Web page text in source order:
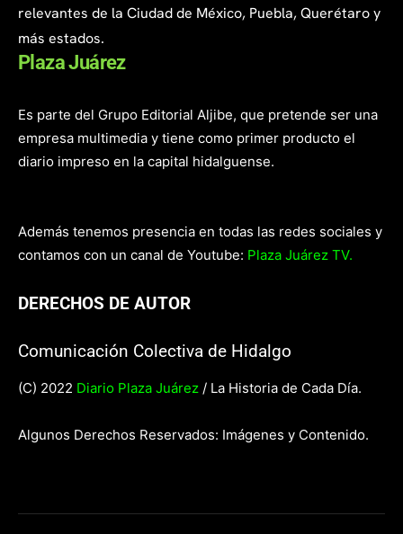
relevantes de la Ciudad de México, Puebla, Querétaro y
más estados.
Plaza Juárez
Es parte del Grupo Editorial Aljibe, que pretende ser una
empresa multimedia y tiene como primer producto el
diario impreso en la capital hidalguense.
Además tenemos presencia en todas las redes sociales y
contamos con un canal de Youtube: Plaza Juárez TV.
DERECHOS DE AUTOR
Comunicación Colectiva de Hidalgo
(C) 2022 Diario Plaza Juárez / La Historia de Cada Día.
Algunos Derechos Reservados: Imágenes y Contenido.